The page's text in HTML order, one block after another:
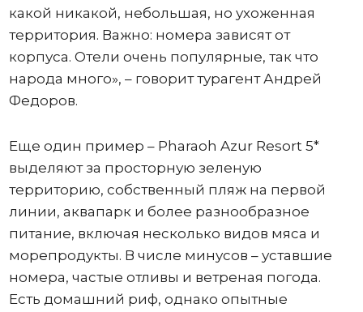
какой никакой, небольшая, но ухоженная
территория. Важно: номера зависят от
корпуса. Отели очень популярные, так что
народа много», – говорит турагент Андрей
Федоров.
Еще один пример – Pharaoh Azur Resort 5*
выделяют за просторную зеленую
территорию, собственный пляж на первой
линии, аквапарк и более разнообразное
питание, включая несколько видов мяса и
морепродукты. В числе минусов – уставшие
номера, частые отливы и ветреная погода.
Есть домашний риф, однако опытные